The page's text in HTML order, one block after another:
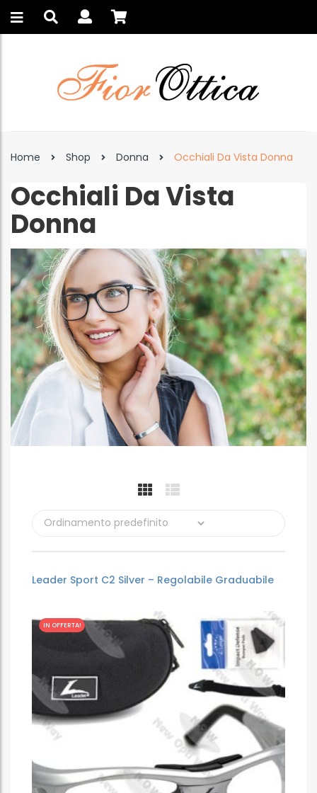
Home Shop Donna Occhiali Da Vista Donna
Occhiali Da Vista
Donna
Leader Sport C2 Silver – Regolabile Graduabile
IN OFFERTA!